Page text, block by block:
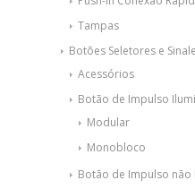
Tampas
Botões Seletores e
Acessórios
Botão de Impulso
Modular
Monobloco
Botão de Impulso não